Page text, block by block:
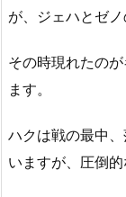
が、ジェハとゼノ
その時現れたの
ます。
ハクは戦の最中
いますが、圧倒